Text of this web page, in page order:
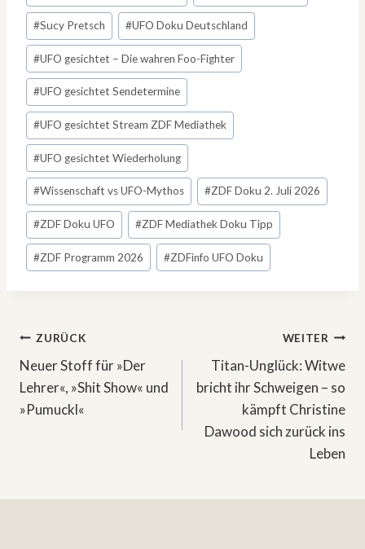
#Sucy Pretsch #UFO Doku Deutschland
#UFO gesichtet – Die wahren Foo-Fighter
#UFO gesichtet Sendetermine
#UFO gesichtet Stream ZDF Mediathek
#UFO gesichtet Wiederholung
#Wissenschaft vs UFO-Mythos #ZDF Doku 2. Juli 2026
#ZDF Doku UFO #ZDF Mediathek Doku Tipp
#ZDF Programm 2026 #ZDFinfo UFO Doku
Beitragsnavigation
ZURÜCK
Neuer Stoff für »Der
Lehrer«, »Shit Show« und
»Pumuckl«
WEITER
Titan-Unglück: Witwe
bricht ihr Schweigen – so
kämpft Christine
Dawood sich zurück ins
Leben